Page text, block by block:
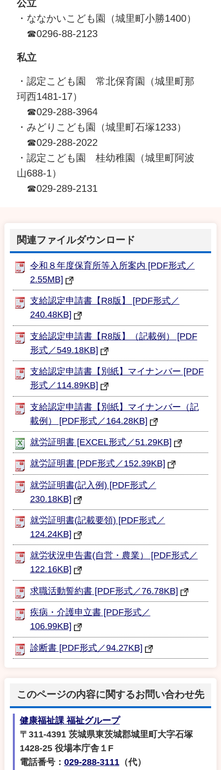
公立
・ななかいこども園（城里町小勝1400）
☎0296-88-2123
私立
・認定こども園 常北保育園（城里町那
珂西1481-17）
☎029-288-3964
・みどりこども園（城里町石塚1233）
☎029-288-2022
・認定こども園 桂幼稚園（城里町阿波
山688-1）
☎029-289-2131
関連ファイルダウンロード
令和８年度保育所等入所案内 [PDF形式／
2.55MB]
支給認定申請書【R8版】 [PDF形式／
240.48KB]
支給認定申請書【R8版】（記載例） [PDF
形式／549.18KB]
支給認定申請書【別紙】マイナンバー [PDF
形式／114.89KB]
支給認定申請書【別紙】マイナンバー（記
載例） [PDF形式／164.28KB]
就労証明書 [EXCEL形式／51.29KB]
就労証明書 [PDF形式／152.39KB]
就労証明書(記入例) [PDF形式／
230.18KB]
就労証明書(記載要領) [PDF形式／
124.24KB]
就労状況申告書(自営・農業） [PDF形式／
122.16KB]
求職活動誓約書 [PDF形式／76.78KB]
疾病・介護申立書 [PDF形式／
106.99KB]
診断書 [PDF形式／94.27KB]
このページの内容に関するお問い合わせ先
健康福祉課 福祉グループ
〒311-4391 茨城県東茨城郡城里町大字石塚
1428-25 役場本庁舎１F
電話番号： 029-288-3111（代）